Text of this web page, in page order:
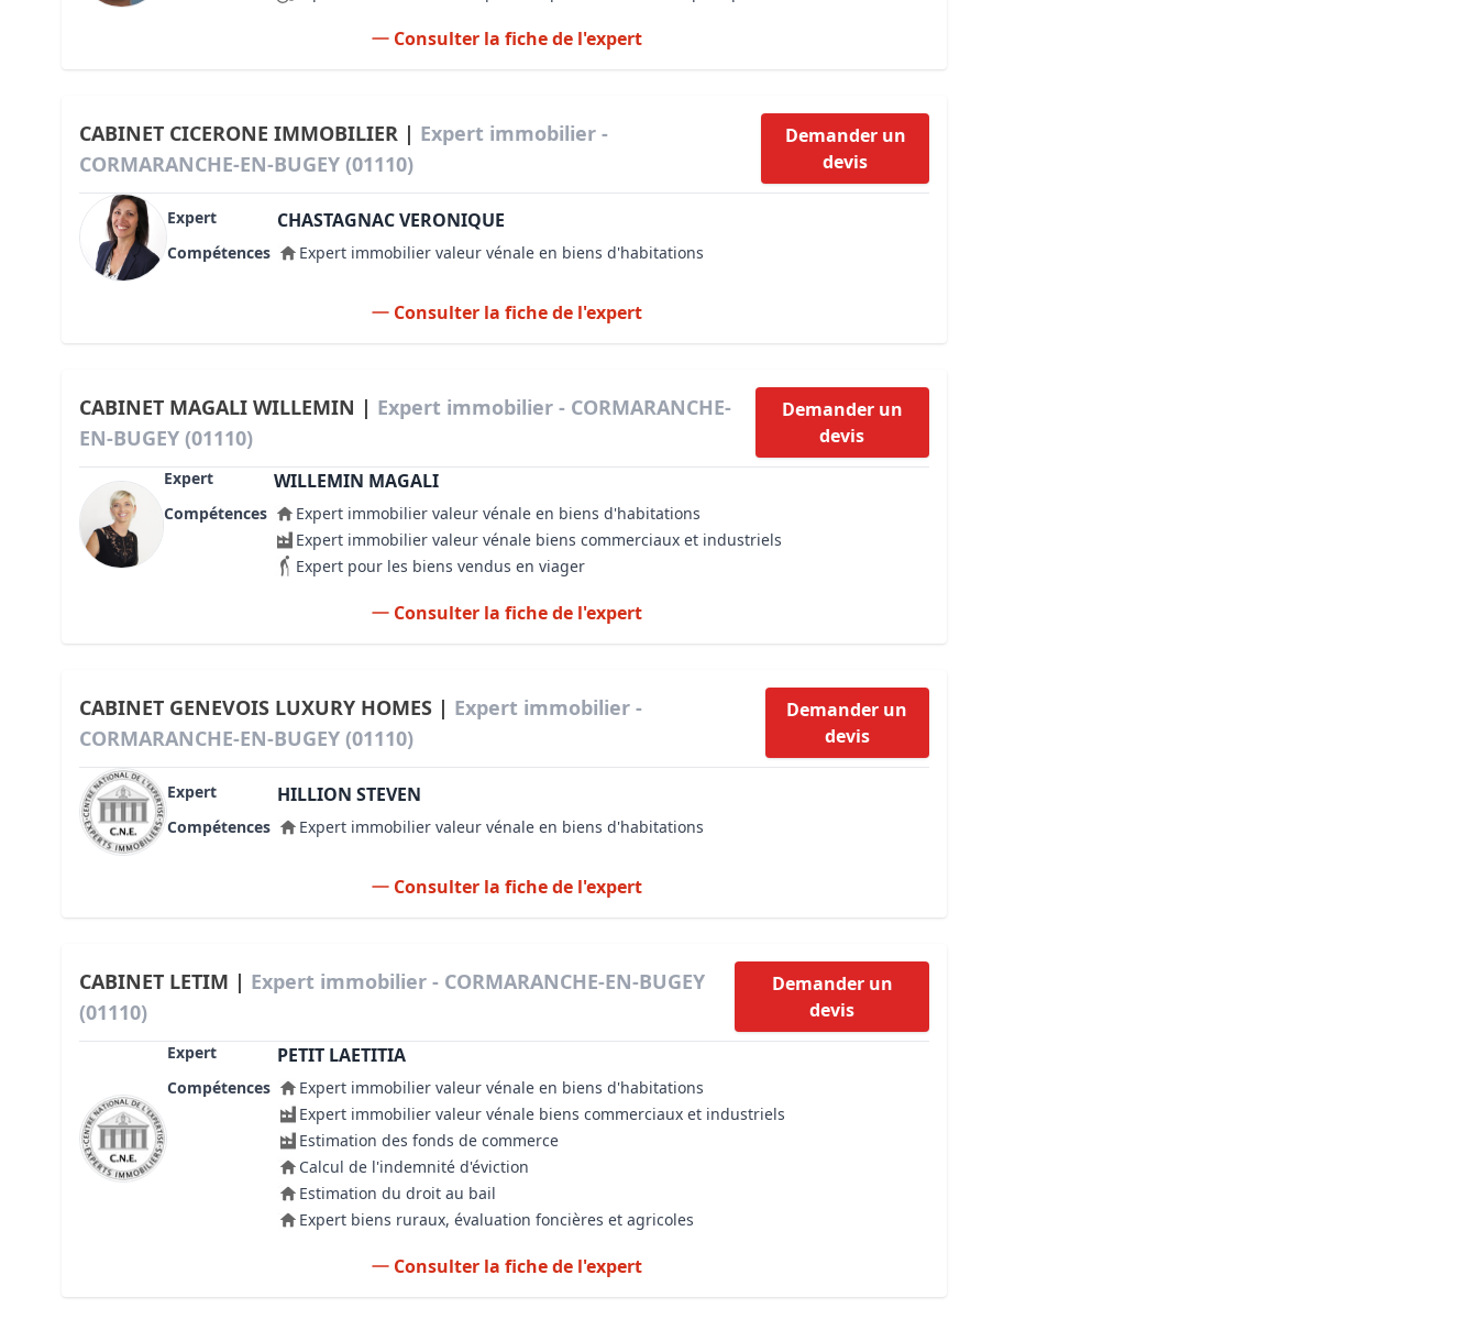
Consulter la fiche de l'expert
CABINET CICERONE IMMOBILIER | Expert immobilier -
CORMARANCHE-EN-BUGEY (01110)
Demander un
devis
Expert CHASTAGNAC VERONIQUE
Compétences Expert immobilier valeur vénale en biens d'habitations
Consulter la fiche de l'expert
CABINET MAGALI WILLEMIN | Expert immobilier - CORMARANCHE-
EN-BUGEY (01110)
Demander un
devis
Expert WILLEMIN MAGALI
Compétences
Expert immobilier valeur vénale en biens d'habitations
Expert immobilier valeur vénale biens commerciaux et industriels
Expert pour les biens vendus en viager
Consulter la fiche de l'expert
CABINET GENEVOIS LUXURY HOMES | Expert immobilier -
CORMARANCHE-EN-BUGEY (01110)
Demander un
devis
Expert HILLION STEVEN
Compétences Expert immobilier valeur vénale en biens d'habitations
Consulter la fiche de l'expert
CABINET LETIM | Expert immobilier - CORMARANCHE-EN-BUGEY
(01110)
Demander un
devis
Expert PETIT LAETITIA
Compétences
Expert immobilier valeur vénale en biens d'habitations
Expert immobilier valeur vénale biens commerciaux et industriels
Estimation des fonds de commerce
Calcul de l'indemnité d'éviction
Estimation du droit au bail
Expert biens ruraux, évaluation foncières et agricoles
Consulter la fiche de l'expert